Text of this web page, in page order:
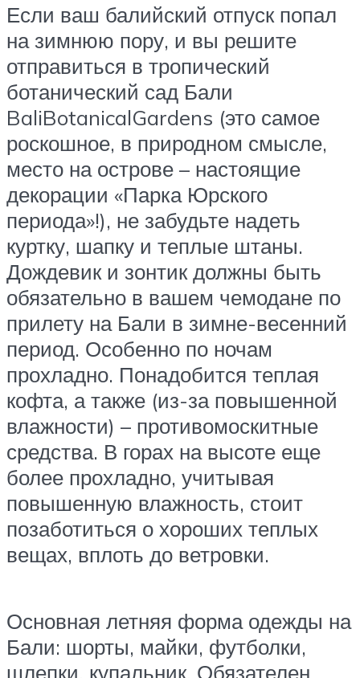
Если ваш балийский отпуск попал
на зимнюю пору, и вы решите
отправиться в тропический
ботанический сад Бали
BaliBotanicalGardens (это самое
роскошное, в природном смысле,
место на острове – настоящие
декорации «Парка Юрского
периода»!), не забудьте надеть
куртку, шапку и теплые штаны.
Дождевик и зонтик должны быть
обязательно в вашем чемодане по
прилету на Бали в зимне-весенний
период. Особенно по ночам
прохладно. Понадобится теплая
кофта, а также (из-за повышенной
влажности) – противомоскитные
средства. В горах на высоте еще
более прохладно, учитывая
повышенную влажность, стоит
позаботиться о хороших теплых
вещах, вплоть до ветровки.
Основная летняя форма одежды на
Бали: шорты, майки, футболки,
шлепки, купальник. Обязателен